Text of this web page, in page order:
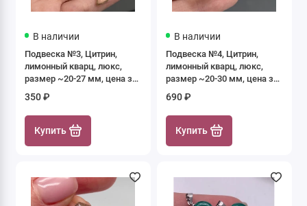
В наличии
Подвеска №3, Цитрин,
лимонный кварц, люкс,
размер ~20-27 мм, цена за
350 ₽
Купить
В наличии
Подвеска №4, Цитрин,
лимонный кварц, люкс,
размер ~20-30 мм, цена за
690 ₽
Купить